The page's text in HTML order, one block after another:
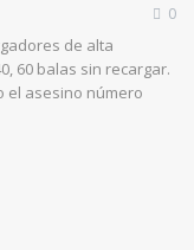
0
de alta
60 balas sin recargar.
el asesino número